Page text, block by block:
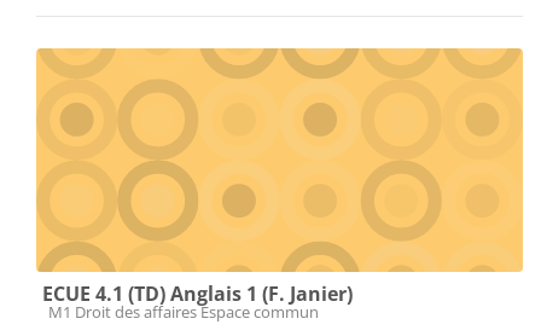
ECUE 4.1 (TD) Anglais 1 (F. Janier)
Catégorie de cours
M1 Droit des affaires Espace commun